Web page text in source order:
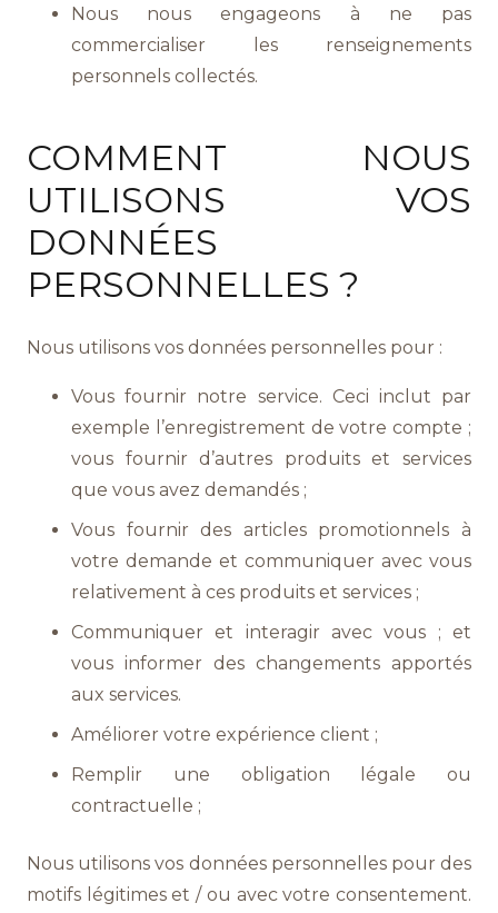
Nous nous engageons à ne pas
commercialiser les renseignements
personnels collectés.
COMMENT NOUS
UTILISONS VOS
DONNÉES
PERSONNELLES ?
Nous utilisons vos données personnelles pour :
Vous fournir notre service. Ceci inclut par
exemple l’enregistrement de votre compte ;
vous fournir d’autres produits et services
que vous avez demandés ;
Vous fournir des articles promotionnels à
votre demande et communiquer avec vous
relativement à ces produits et services ;
Communiquer et interagir avec vous ; et
vous informer des changements apportés
aux services.
Améliorer votre expérience client ;
Remplir une obligation légale ou
contractuelle ;
Nous utilisons vos données personnelles pour des
motifs légitimes et / ou avec votre consentement.